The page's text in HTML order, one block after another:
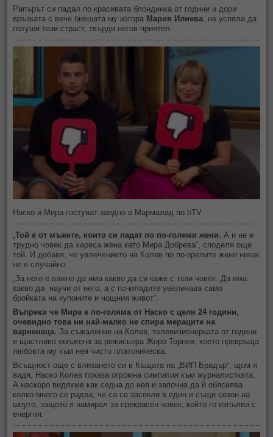
Рапърът си падал по красивата блондинка от години и дори
връзката с вече бившата му изгора Мария Илиева , не успяла да
потуши тази страст, твърди негов приятел.
Наско и Мира гостуват заедно в Мармалад по bTV
„Той е от мъжете, които си падат по по-големи жени. А и не е
трудно човек да хареса жена като Мира Добрева“, споделя още
той. И добавя, че увлечението на Колев по по-зрелите жени никак
не е случайно.
„За него е важно да има какво да си каже с този човек. Да има
какво да научи от него, а с по-младите увеличава само
бройката на купоните и нощния живот“.
Въпреки че Мира е по-голяма от Наско с цели 24 години,
очевидно това ни най-малко не спира мераците на
варненеца. За съжаление на Колев, телевизионерката от години
е щастливо омъжена за режисьора Жоро Торнев, което превръща
любовта му към нея чисто платоническа.
Всъщност още с влизането си в Къщата на „ВИП Брадър“, щом я
видя, Наско Колев показа огромна симпатия към журналистката.
А наскоро видяхме как седна до нея и започна да й обяснява
колко много се радва, че са се засекли в един и същи сезон на
шоуто, защото я намирал за прекрасен човек, който го изпълва с
енергия.